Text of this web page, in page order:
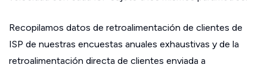
Recopilamos datos de retroalimentación de clientes de
ISP de nuestras encuestas anuales exhaustivas y de la
retroalimentación directa de clientes enviada a